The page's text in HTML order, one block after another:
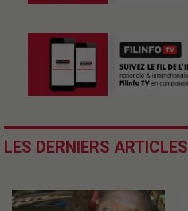
LES DERNIERS ARTICLES